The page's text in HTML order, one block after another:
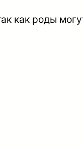
как роды